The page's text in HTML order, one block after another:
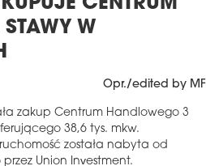
W
Opr./edited by MF
zakup Centrum Handlowego 3
38,6 tys. mkw.
została nabyta od
Union Investment.